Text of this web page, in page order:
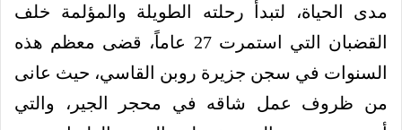
مدى الحياة، لتبدأ رحلته الطويلة والمؤلمة خلف
القضبان التي استمرت 27 عاماً، قضى معظم هذه
السنوات في سجن جزيرة روبن القاسي، حيث عانى
من ظروف عمل شاقه في محجر الجير، والتي